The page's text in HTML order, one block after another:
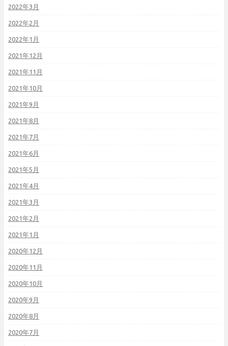
2022年3月
2022年2月
2022年1月
2021年12月
2021年11月
2021年10月
2021年9月
2021年8月
2021年7月
2021年6月
2021年5月
2021年4月
2021年3月
2021年2月
2021年1月
2020年12月
2020年11月
2020年10月
2020年9月
2020年8月
2020年7月